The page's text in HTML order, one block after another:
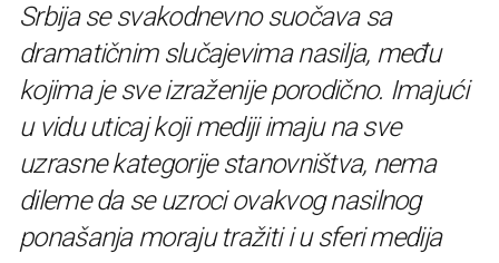
Srbija se svakodnevno suočava sa
dramatičnim slučajevima nasilja, među
kojima je sve izraženije porodično. Imajući
u vidu uticaj koji mediji imaju na sve
uzrasne kategorije stanovništva, nema
dileme da se uzroci ovakvog nasilnog
ponašanja moraju tražiti i u sferi medija